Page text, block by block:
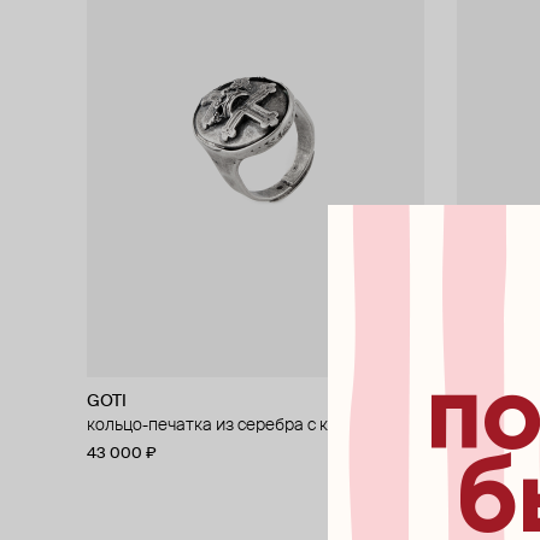
GOTI
кольцо-печатка из серебра с короной
43 000 ₽
GOTI
колье с
45 000 ₽